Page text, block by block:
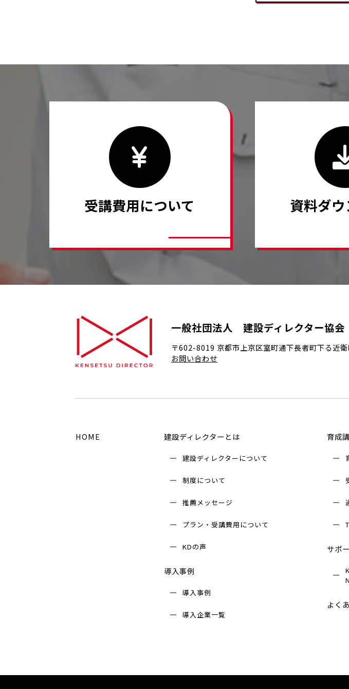
受講費用について 資料ダ
一般社団法人 建設ディレクター協会
〒602-8019 京都市上京区室町通下長者町下る近
お問い合わせ
HOME 建設ディレクターとは
建設ディレクターについて
制度について
推薦メッセージ
プラン・受講費用について
KDの声
導入事例
導入事例
導入企業⼀覧
育成
サポ
よく